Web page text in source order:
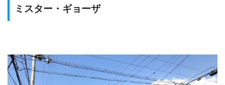
ミスター・ギョーザ